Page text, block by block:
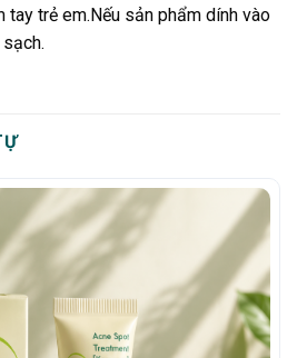
tay trẻ em.Nếu sản phẩm dính vào